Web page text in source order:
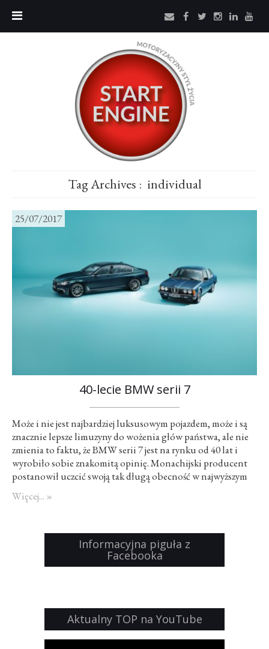
Tag Archives : individual
25/07/2017
40-lecie BMW serii 7
Może i nie jest najbardziej luksusowym pojazdem, może i są
znacznie lepsze limuzyny do wożenia głów państwa, ale nie
zmienia to faktu, że BMW serii 7 jest na rynku od 40 lat i
wyrobiło sobie znakomitą opinię. Monachijski producent
postanowił uczcić swoją tak długą obecność w najwyższym
40 Jahre. Co otrzymają klienci…
Więcej... »
Informacyjna piguła z
Facebooka
Aktualny TOP na YouTube